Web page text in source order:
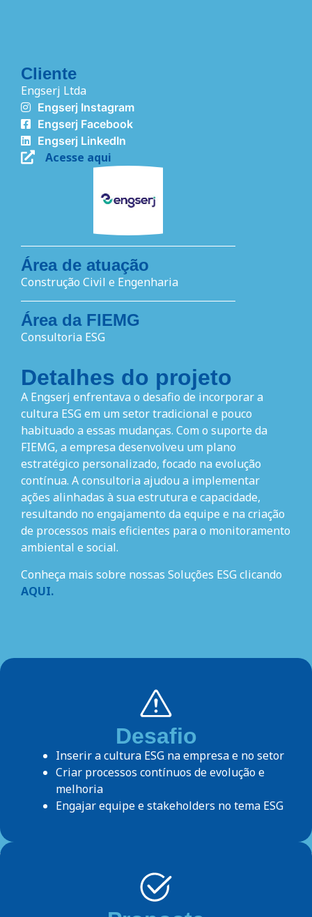
Cliente
Engserj Ltda
Engserj Instagram
Engserj Facebook
Engserj LinkedIn
Acesse aqui
Área de atuação
Construção Civil e Engenharia
Área da FIEMG
Consultoria ESG
Detalhes do projeto
A Engserj enfrentava o desafio de incorporar a
cultura ESG em um setor tradicional e pouco
habituado a essas mudanças. Com o suporte da
FIEMG, a empresa desenvolveu um plano
estratégico personalizado, focado na evolução
contínua. A consultoria ajudou a implementar
ações alinhadas à sua estrutura e capacidade,
resultando no engajamento da equipe e na criação
de processos mais eficientes para o monitoramento
ambiental e social.
Conheça mais sobre nossas Soluções ESG clicando
AQUI.
Desafio
Inserir a cultura ESG na empresa e no setor
Criar processos contínuos de evolução e
melhoria
Engajar equipe e stakeholders no tema ESG